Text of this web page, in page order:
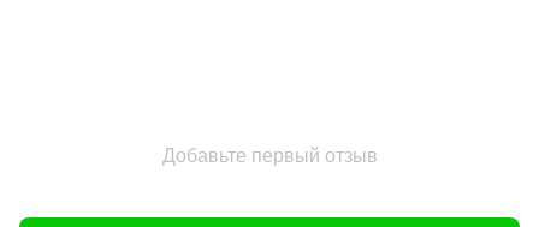
Добавьте первый отзыв